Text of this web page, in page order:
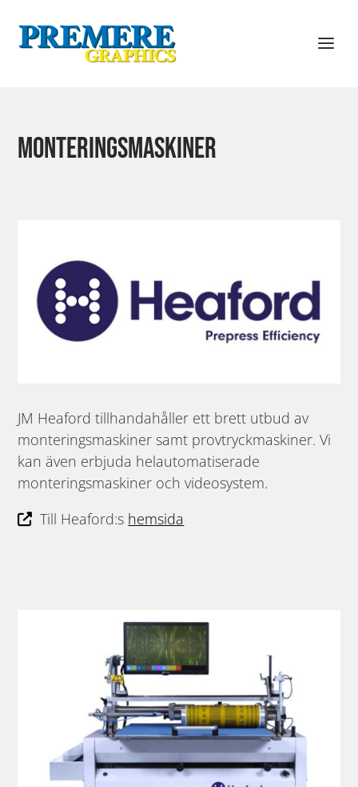
Monteringsmaskiner
JM Heaford tillhandahåller ett brett utbud av
monteringsmaskiner samt provtryckmaskiner. Vi
kan även erbjuda helautomatiserade
monteringsmaskiner och videosystem.
Till Heaford:s hemsida